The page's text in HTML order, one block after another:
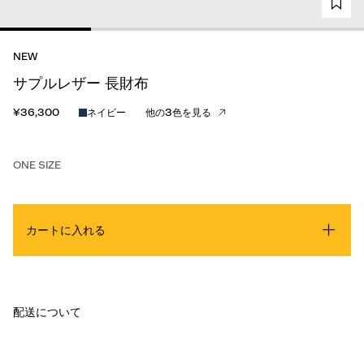
NEW
サプルレザー 長財布
¥36,300 ネイビー 他の3色を見る
ONE SIZE
カートに入れる
配送について